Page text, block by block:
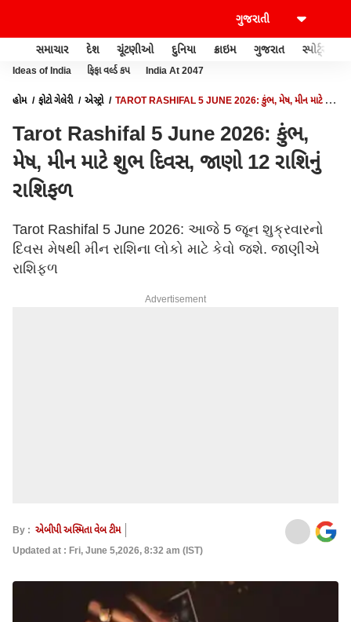
સમાચાર દેશ ચૂંટણીઓ દુનિયા ક્રાઇમ ગુજરાત સ્પોર્ટ્સ
Ideas of India ફિફા વર્લ્ડ કપ India At 2047
હોમ ફોટો ગેલેરી એસ્ટ્રો
TAROT RASHIFAL 5 JUNE 2026: કુંભ, મેષ, મીન માટે શુભ
Tarot Rashifal 5 June 2026: કુંભ,
મેષ, મીન માટે શુભ દિવસ, જાણો 12 રાશિનું
રાશિફળ
Tarot Rashifal 5 June 2026: આજે 5 જૂન શુક્રવારનો
દિવસ મેષથી મીન રાશિના લોકો માટે કેવો જશે. જાણીએ
રાશિફળ
Advertisement
By : એબીપી અસ્મિતા વેબ ટીમ
Updated at : Fri, June 5,2026, 8:32 am (IST)